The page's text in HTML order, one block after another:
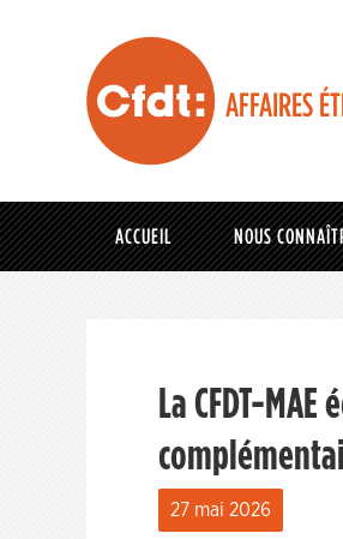
AFFAIRES
ACCUEIL NOUS
La CFDT-
27 mai 2026